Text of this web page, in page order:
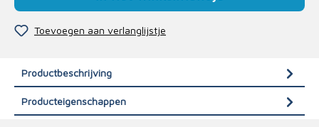
Toevoegen aan verlanglijstje
Productbeschrijving
Producteigenschappen